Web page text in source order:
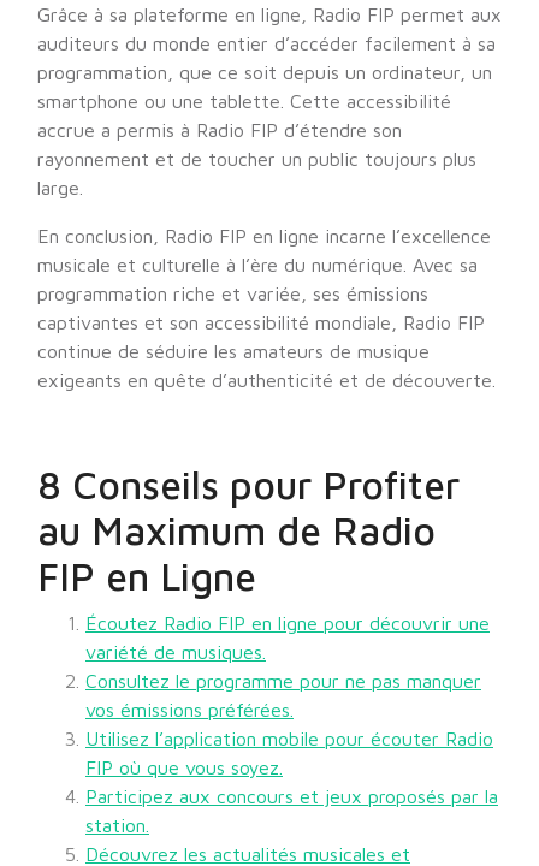
Grâce à sa plateforme en ligne, Radio FIP permet aux
auditeurs du monde entier d’accéder facilement à sa
programmation, que ce soit depuis un ordinateur, un
smartphone ou une tablette. Cette accessibilité
accrue a permis à Radio FIP d’étendre son
rayonnement et de toucher un public toujours plus
large.
En conclusion, Radio FIP en ligne incarne l’excellence
musicale et culturelle à l’ère du numérique. Avec sa
programmation riche et variée, ses émissions
captivantes et son accessibilité mondiale, Radio FIP
continue de séduire les amateurs de musique
exigeants en quête d’authenticité et de découverte.
8 Conseils pour Profiter
au Maximum de Radio
FIP en Ligne
Écoutez Radio FIP en ligne pour découvrir une
variété de musiques.
Consultez le programme pour ne pas manquer
vos émissions préférées.
Utilisez l’application mobile pour écouter Radio
FIP où que vous soyez.
Participez aux concours et jeux proposés par la
station.
Découvrez les actualités musicales et